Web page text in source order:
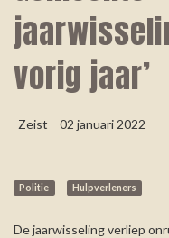
vorig jaar’
Zeist 02 januari 2022
Politie Hulpverleners
De jaarwisseling verliep